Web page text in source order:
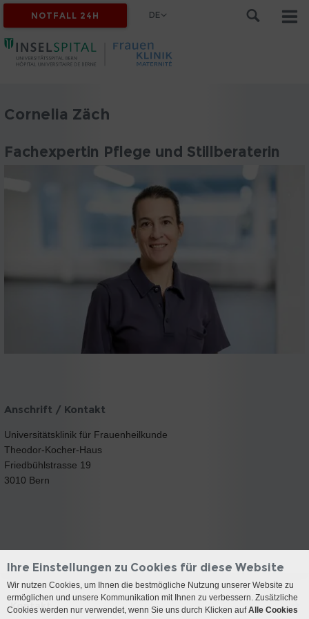
NOTFALL 24H DE
Cornelia Zäch
Fachexpertin Pflege und Stillberaterin
Anschrift / Kontakt
Universitätsklinik für Frauenheilkunde
Theodor-Kocher-Haus
Friedbühlstrasse 19
3010 Bern
Kontakt
Ihre Einstellungen zu Cookies für diese Website
Wir nutzen Cookies, um Ihnen die bestmögliche Nutzung unserer Website zu
ermöglichen und unsere Kommunikation mit Ihnen zu verbessern. Zusätzliche
Cookies werden nur verwendet, wenn Sie uns durch Klicken aufAlle Cookies